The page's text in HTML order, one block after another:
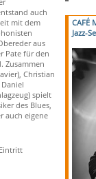
auch
mit dem
aus
Pate für den
Zusammen
Christian
spielt
des Blues,
auch eigene
CAFÉ
Jazz-